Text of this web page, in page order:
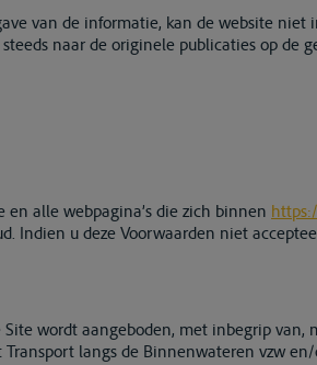
van de informatie, kan de website
naar de originele publicaties op de
alle webpagina’s die zich binnen
Indien u deze Voorwaarden niet
Site wordt aangeboden, met inbegrip
langs de Binnenwateren vzw en/